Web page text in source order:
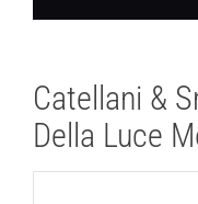
Catellani &
Della Luce